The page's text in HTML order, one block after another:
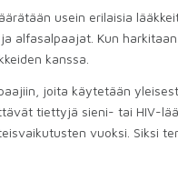
usein erilaisia
alfasalpaajat. Kun
kanssa.
joita käytetään
tiettyjä sieni- tai HIV-
vuoksi. Siksi